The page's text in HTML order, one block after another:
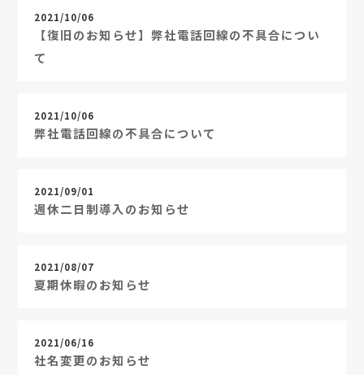
2021/10/06
【復旧のお知らせ】弊社電話回線の不具合につい
て
2021/10/06
弊社電話回線の不具合について
2021/09/01
週休二日制導入のお知らせ
2021/08/07
夏期休暇のお知らせ
2021/06/16
社名変更のお知らせ